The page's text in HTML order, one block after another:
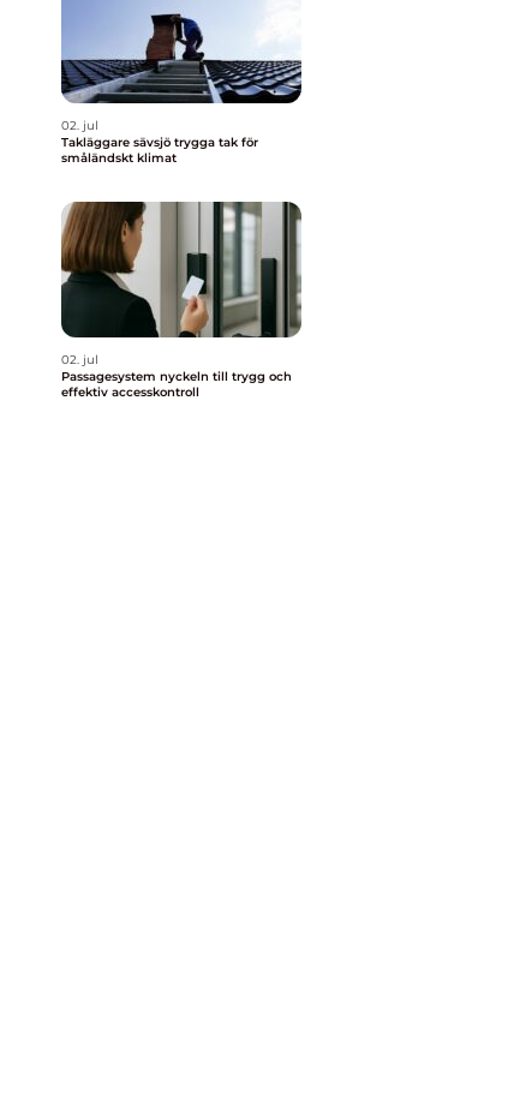
02. jul
Takläggare sävsjö trygga tak för
småländskt klimat
02. jul
Passagesystem nyckeln till trygg och
effektiv accesskontroll